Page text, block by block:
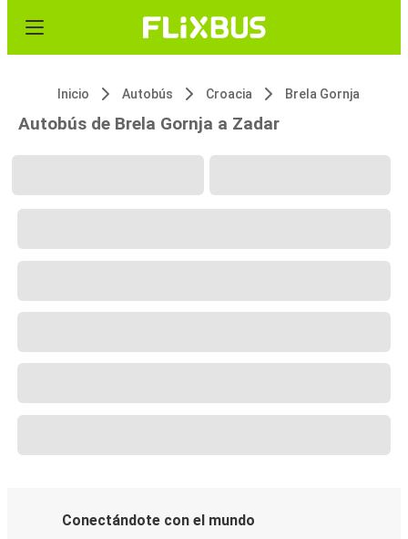
Inicio Autobús Croacia Brela Gornja
Autobús de Brela Gornja a Zadar
Conectándote con el mundo